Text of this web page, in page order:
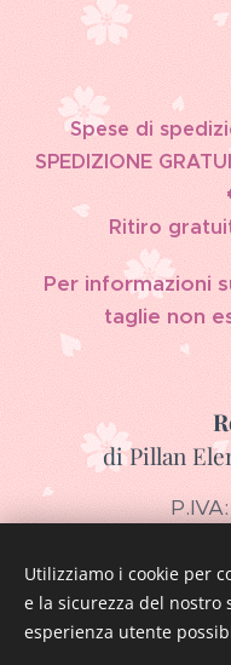
Spese di
SPEDIZIONE
Ritiro
Per informazioni
taglie non
di Pillan
Via Guglielmo
+39
Utilizziamo i cookie per
e la sicurezza del
esperienza utente